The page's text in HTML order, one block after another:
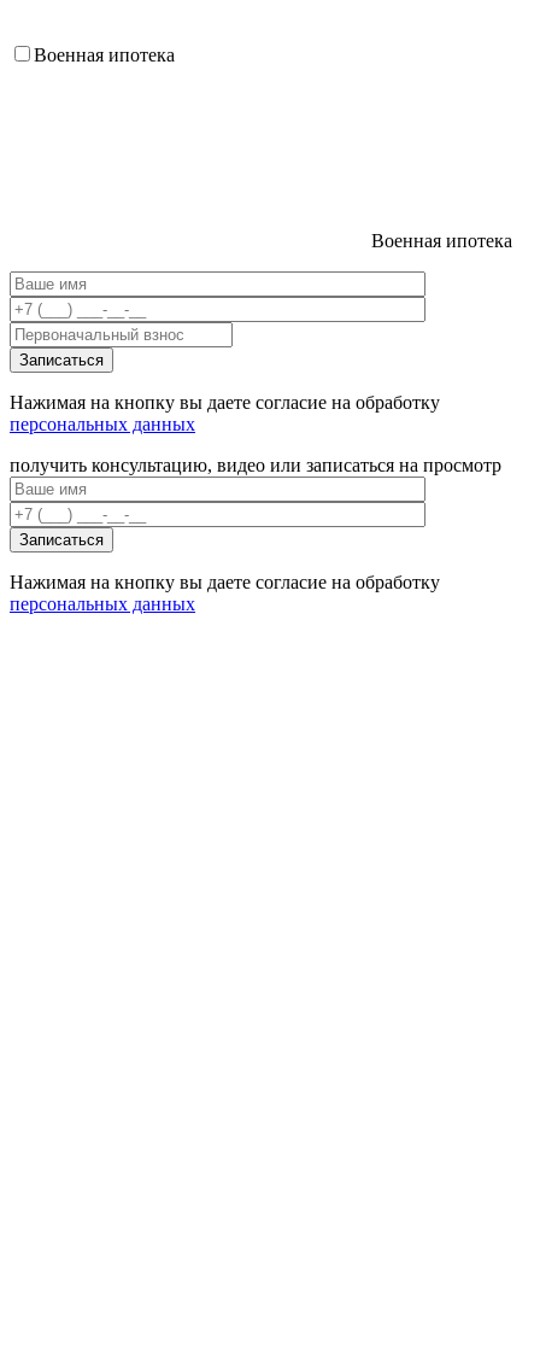
Военная ипотека
Военная ипотека
Нажимая на кнопку вы даете согласие на обработку
персональных данных
получить консультацию, видео или записаться на просмотр
Нажимая на кнопку вы даете согласие на обработку
персональных данных